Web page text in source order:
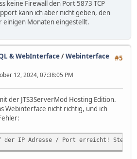
keine Firewall den Port 5873 TCP
kann ich aber nicht geben, den
einigen Monaten eingestellt.
#5
& WebInterface/Webinterface
12, 2024, 07:38:05 PM
der JTS3ServerMod Hosting Edition.
Webinterface nicht richtig, und ich
der IP Adresse / Port erreicht! Stelle